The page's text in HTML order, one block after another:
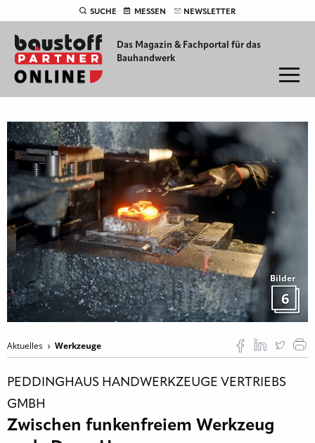
SUCHE MESSEN NEWSLETTER
Das Magazin & Fachportal für das
Bauhandwerk
Bilder
6
Aktuelles Werkzeuge
PEDDINGHAUS HANDWERKZEUGE VERTRIEBS
GMBH
Zwischen funkenfreiem Werkzeug